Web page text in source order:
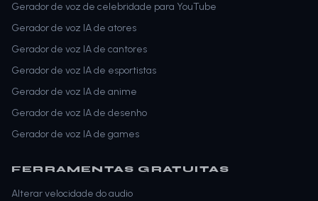
Gerador de voz de celebridade para YouTube
Gerador de voz IA de atores
Gerador de voz IA de cantores
Gerador de voz IA de esportistas
Gerador de voz IA de anime
Gerador de voz IA de desenho
Gerador de voz IA de games
FERRAMENTAS GRATUITAS
Alterar velocidade do audio